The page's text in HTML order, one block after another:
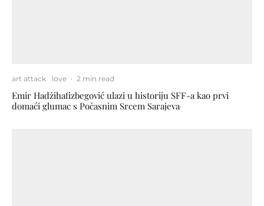
art attack love · 2 min read
Emir Hadžihafizbegović ulazi u historiju SFF-a kao prvi
domaći glumac s Počasnim Srcem Sarajeva